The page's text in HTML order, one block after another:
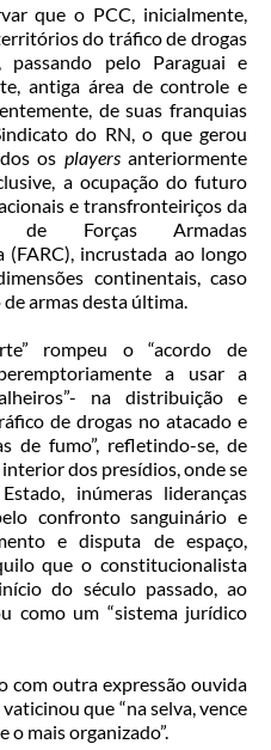
que o PCC, inicialmente,
do tráfico de drogas
pelo Paraguai e
antiga área de controle e
de suas franquias
do RN, o que gerou
os playersanteriormente
a ocupação do futuro
e transfronteiriços da
de Forças Armadas
(FARC), incrustada ao longo
continentais, caso
armas desta última.
rompeu o “acordo de
a usar a
na distribuição e
de drogas no atacado e
de fumo”, refletindo-se, de
dos presídios, onde se
inúmeras lideranças
confronto sanguinário e
e disputa de espaço,
que o constitucionalista
do século passado, ao
como um “sistema jurídico
com outra expressão ouvida
que “na selva, vence
o mais organizado”.